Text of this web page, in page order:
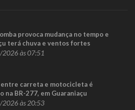
provoca mudança no tempo e
terá chuva e ventos fortes
às 07:51
carreta e motocicleta é
na BR-277, em Guaraniaçu
às 20:53